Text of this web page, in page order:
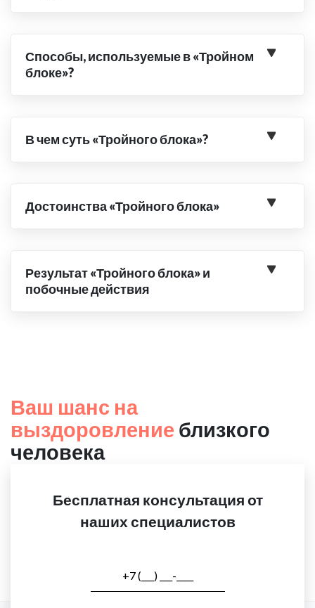
Способы, используемые в «Тройном
блоке»?
В чем суть «Тройного блока»?
Достоинства «Тройного блока»
Результат «Тройного блока» и
побочные действия
Ваш шанс на
выздоровление близкого
человека
Бесплатная консультация от
наших специалистов